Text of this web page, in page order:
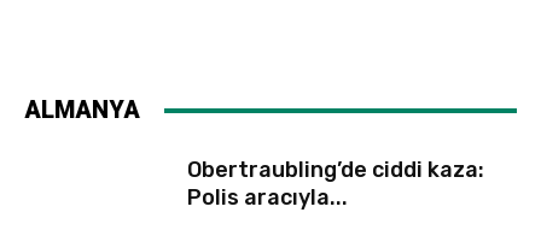
ALMANYA
Obertraubling’de ciddi kaza:
Polis aracıyla...